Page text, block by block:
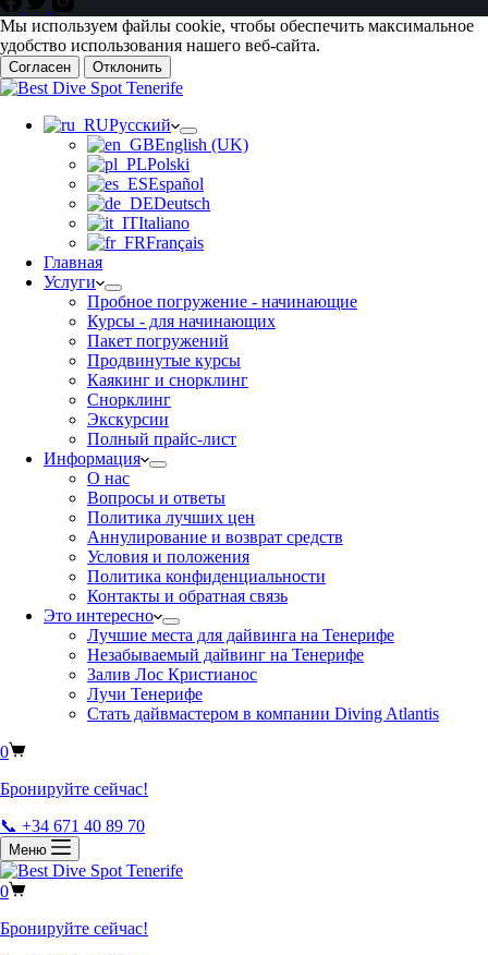
Мы используем файлы cookie, чтобы обеспечить максимальное
удобство использования нашего веб-сайта.
Согласен Отклонить
Русский
English (UK)
Polski
Español
Deutsch
Italiano
Français
Главная
Услуги
Пробное погружение - начинающие
Курсы - для начинающих
Пакет погружений
Продвинутые курсы
Каякинг и снорклинг
Снорклинг
Экскурсии
Полный прайс-лист
Информация
О нас
Вопросы и ответы
Политика лучших цен
Аннулирование и возврат средств
Условия и положения
Политика конфиденциальности
Контакты и обратная связь
Это интересно
Лучшие места для дайвинга на Тенерифе
Незабываемый дайвинг на Тенерифе
Залив Лос Кристианос
Лучи Тенерифе
Стать дайвмастером в компании Diving Atlantis
0
Бронируйте сейчас!
📞 +34 671 40 89 70
Меню
0
Бронируйте сейчас!